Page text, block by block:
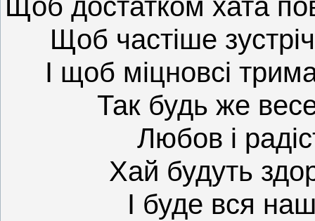
Щоб частіше
І щоб міцновсі
Так будь же
Любов і
Хай будуть
І буде вся